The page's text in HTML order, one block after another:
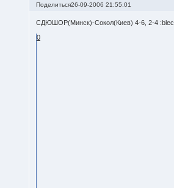
Поделиться26-09-2006 21:55:01
СДЮШОР(Минск)-Сокол(Киев) 4-6, 2-4
0